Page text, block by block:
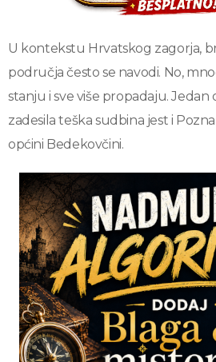
U kontekstu Hrvatskog zagorja,
područja često se navodi. No,
stanju i sve više propadaju. Jedan
zadesila teška sudbina jest i
općini Bedekovčini.